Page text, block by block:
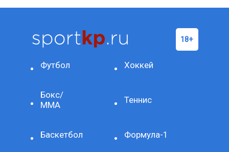
Футбол Хоккей
Бокс/
ММА
Теннис
Баскетбол Формула-1